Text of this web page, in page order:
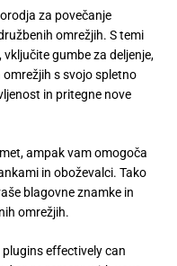
za povečanje
omrežjih. S temi
gumbe za deljenje,
s svojo spletno
in pritegne nove
ampak vam omogoča
in oboževalci. Tako
blagovne znamke in
omrežjih.
effectively can